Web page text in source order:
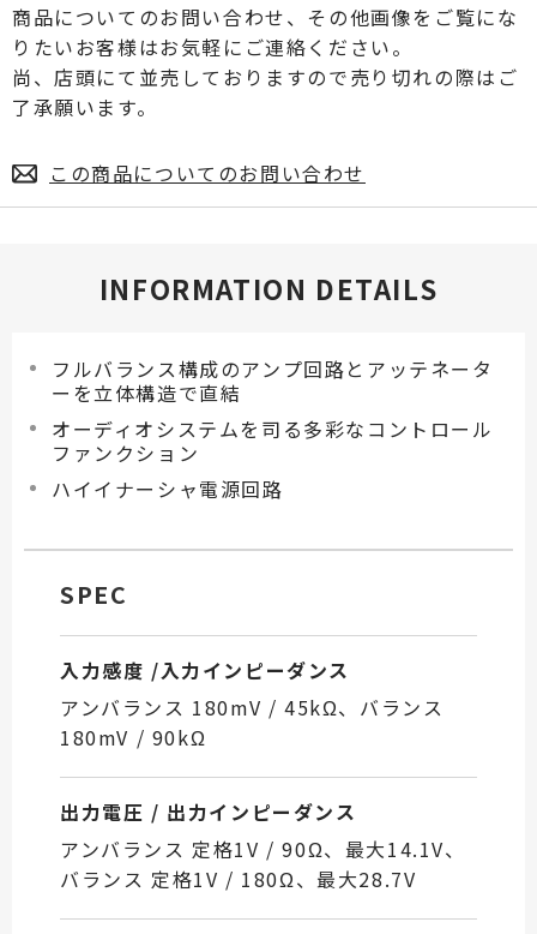
商品についてのお問い合わせ、その他画像をご覧にな
りたいお客様はお気軽にご連絡ください。
尚、店頭にて並売しておりますので売り切れの際はご
了承願います。
この商品についてのお問い合わせ
INFORMATION DETAILS
フルバランス構成のアンプ回路とアッテネータ
ーを立体構造で直結
オーディオシステムを司る多彩なコントロール
ファンクション
ハイイナーシャ電源回路
SPEC
入力感度 /入力インピーダンス
アンバランス 180mV / 45kΩ、バランス
180mV / 90kΩ
出力電圧 / 出力インピーダンス
アンバランス 定格1V / 90Ω、最大14.1V、
バランス 定格1V / 180Ω、最大28.7V